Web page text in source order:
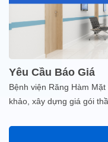
Yêu Cầu Báo Giá
Bệnh viện Răng Hàm
khảo, xây dựng giá gói